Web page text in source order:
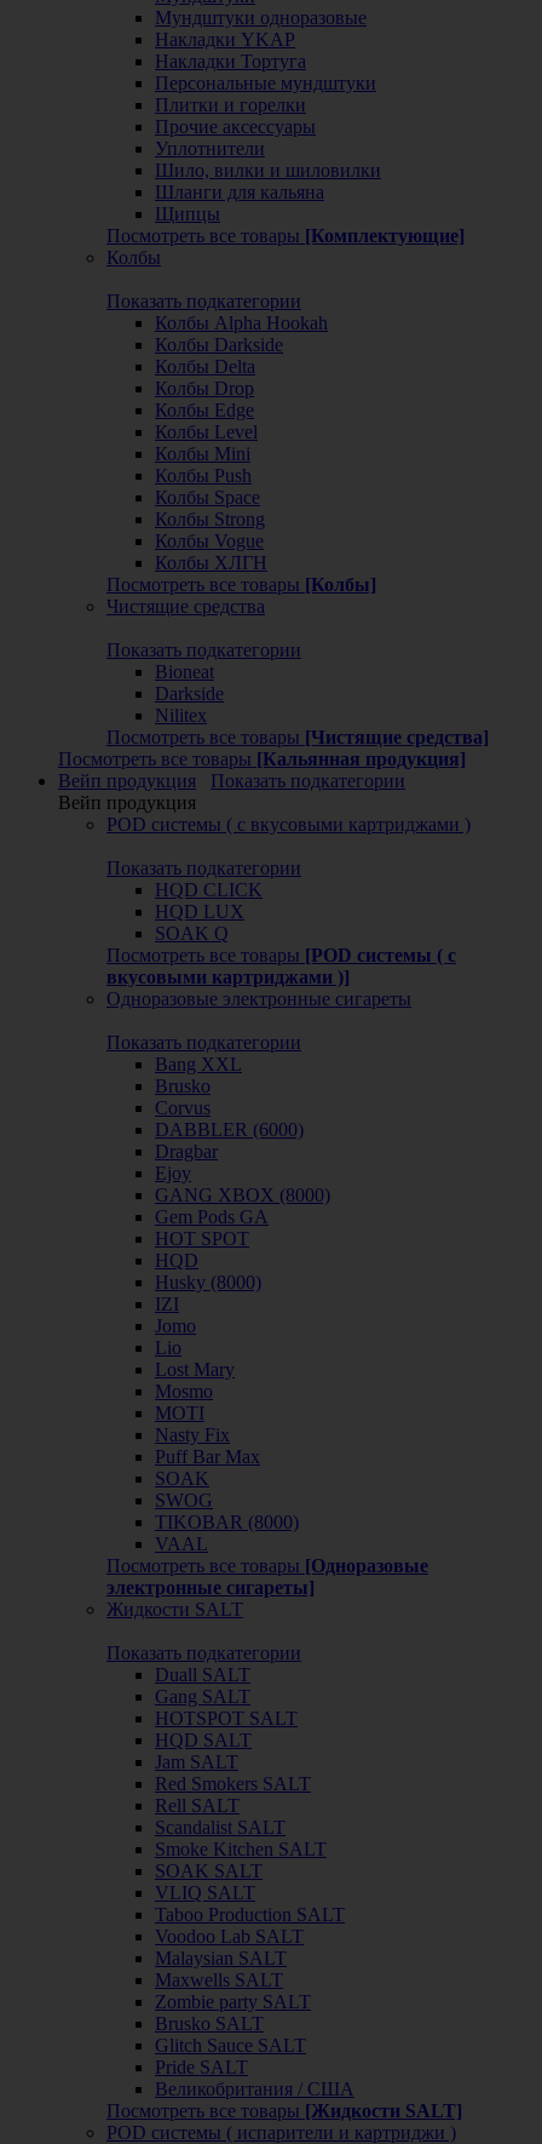
Мундштуки одноразовые
Накладки YKAP
Накладки Тортуга
Персональные мундштуки
Плитки и горелки
Прочие аксессуары
Уплотнители
Шило, вилки и шиловилки
Шланги для кальяна
Щипцы
Посмотреть все товары [Комплектующие]
Колбы
Показать подкатегории
Колбы Alpha Hookah
Колбы Darkside
Колбы Delta
Колбы Drop
Колбы Edge
Колбы Level
Колбы Mini
Колбы Push
Колбы Space
Колбы Strong
Колбы Vogue
Колбы ХЛГН
Посмотреть все товары [Колбы]
Чистящие средства
Показать подкатегории
Bioneat
Darkside
Nilitex
Посмотреть все товары [Чистящие средства]
Посмотреть все товары [Кальянная продукция]
Вейп продукция
Показать подкатегории
Вейп продукция
POD системы ( с вкусовыми картриджами )
Показать подкатегории
HQD CLICK
HQD LUX
SOAK Q
Посмотреть все товары [POD системы ( с
вкусовыми картриджами )]
Одноразовые электронные сигареты
Показать подкатегории
Bang XXL
Brusko
Corvus
DABBLER (6000)
Dragbar
Ejoy
GANG XBOX (8000)
Gem Pods GA
HOT SPOT
HQD
Husky (8000)
IZI
Jomo
Lio
Lost Mary
Mosmo
MOTI
Nasty Fix
Puff Bar Max
SOAK
SWOG
TIKOBAR (8000)
VAAL
Посмотреть все товары [Одноразовые
электронные сигареты]
Жидкости SALT
Показать подкатегории
Duall SALT
Gang SALT
HOTSPOT SALT
HQD SALT
Jam SALT
Red Smokers SALT
Rell SALT
Scandalist SALT
Smoke Kitchen SALT
SOAK SALT
VLIQ SALT
Taboo Production SALT
Voodoo Lab SALT
Malaysian SALT
Maxwells SALT
Zombie party SALT
Brusko SALT
Glitch Sauce SALT
Pride SALT
Великобритания / США
Посмотреть все товары [Жидкости SALT]
POD системы ( испарители и картриджи )